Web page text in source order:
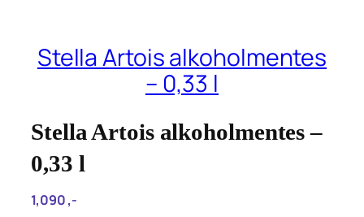
Stella Artois alkoholmentes
– 0,33 l
Stella Artois alkoholmentes –
0,33 l
1,090‎ ,-